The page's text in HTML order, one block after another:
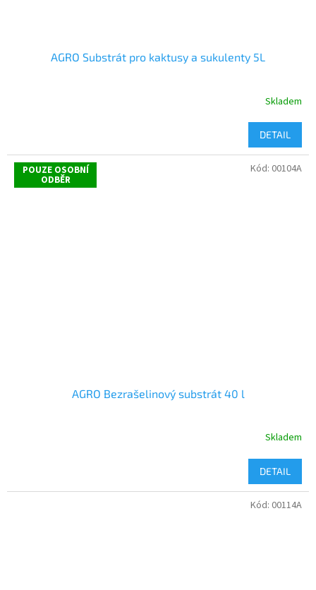
AGRO Substrát pro kaktusy a sukulenty 5L
Skladem
DETAIL
POUZE OSOBNÍ
ODBĚR
AGRO Bezrašelinový substrát 40 l
Skladem
DETAIL
Kód: 00104A
Kód: 00114A